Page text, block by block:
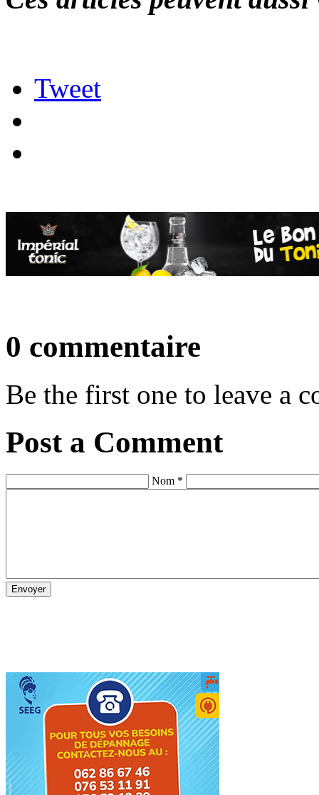
Tweet
0 commentaire
Be the first one to leave a
Post a Comment
Nom *